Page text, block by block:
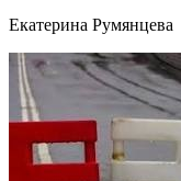
Екатерина Румянцева